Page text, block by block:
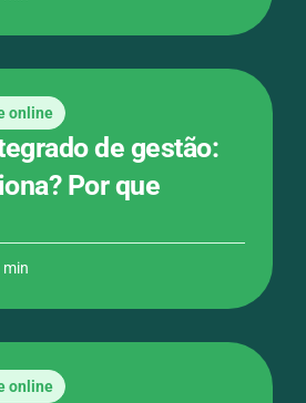
online
de gestão​:
Por que
min
online